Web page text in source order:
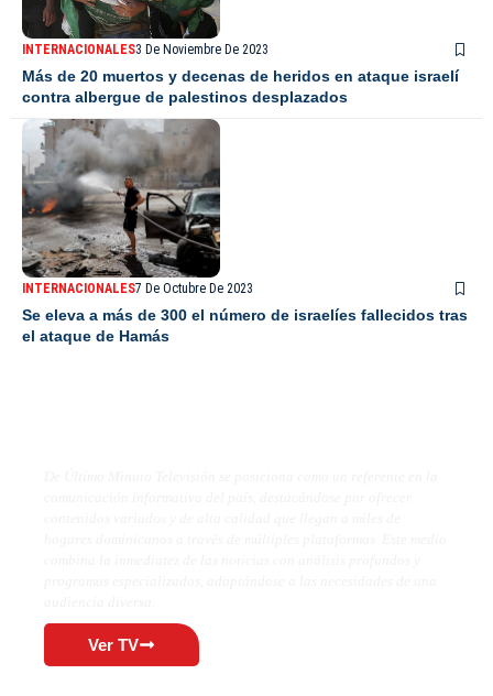
INTERNACIONALES3 De Noviembre De 2023
Más de 20 muertos y decenas de heridos en ataque israelí
contra albergue de palestinos desplazados
INTERNACIONALES7 De Octubre De 2023
Se eleva a más de 300 el número de israelíes fallecidos tras
el ataque de Hamás
Ver TV